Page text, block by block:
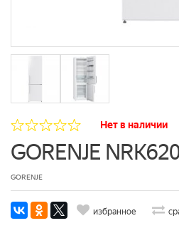
Нет в наличии
GORENJE
GORENJE
избранное